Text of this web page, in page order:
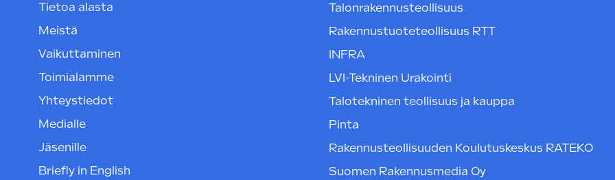
Tietoa alasta
Meistä
Vaikuttaminen
Toimialamme
Yhteystiedot
Medialle
Jäsenille
Briefly in English
Talonrakennusteollisuus
Rakennustuoteteollisuus RTT
INFRA
LVI-Tekninen Urakointi
Talotekninen teollisuus ja kauppa
Pinta
Rakennusteollisuuden Koulutuskeskus RATEKO
Suomen Rakennusmedia Oy